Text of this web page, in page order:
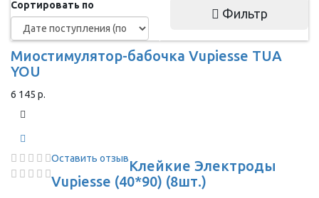
Сортировать по
Фильтр
Миостимулятор-бабочка Vupiesse TUA
YOU
6 145 р.
Оставить отзывКлейкие Электроды
Vupiesse (40*90) (8шт.)